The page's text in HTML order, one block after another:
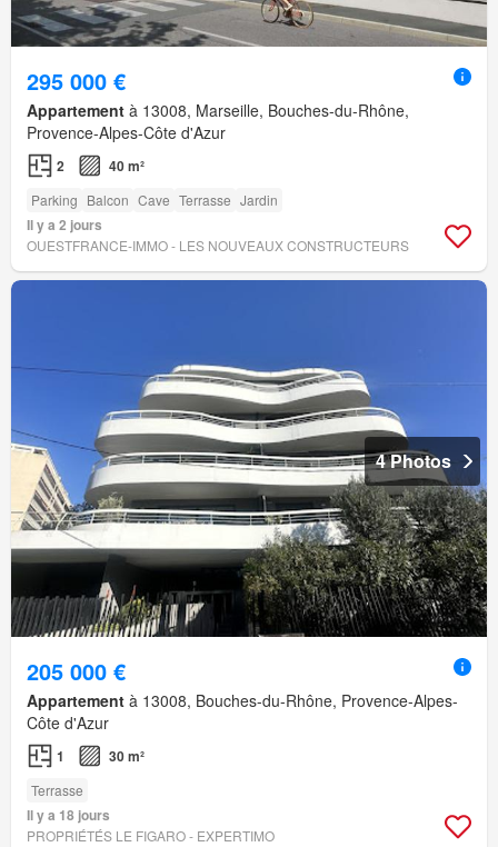
295 000 €
Appartement à 13008, Marseille, Bouches-du-Rhône,
Provence-Alpes-Côte d'Azur
2 40 m²
Parking Balcon Cave Terrasse Jardin
Il y a 2 jours
OUESTFRANCE-IMMO - LES NOUVEAUX CONSTRUCTEURS
4 Photos
205 000 €
Appartement à 13008, Bouches-du-Rhône, Provence-Alpes-
Côte d'Azur
1 30 m²
Terrasse
Il y a 18 jours
PROPRIÉTÉS LE FIGARO - EXPERTIMO